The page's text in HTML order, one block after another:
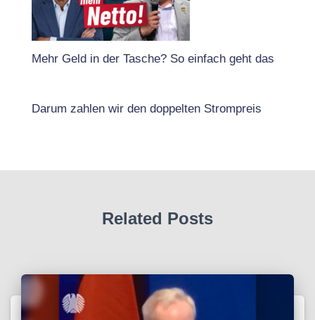
Mehr Geld in der Tasche? So einfach geht das
Darum zahlen wir den doppelten Strompreis
Related Posts